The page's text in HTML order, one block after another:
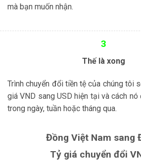
mà bạn muốn nhận.
3
Thế là xong
Trình chuyển đổi tiền tệ của chúng tôi
giá VND sang USD hiện tại và cách
trong ngày, tuần hoặc tháng qua.
Đồng Việt Nam sang
Tỷ giá chuyển đổi